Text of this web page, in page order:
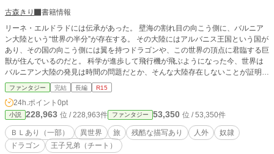
古森きり
書籍情報
リーネ・エルドラドには伝承があった。 壁海の割れ目の向こう側に、バルニア
ン大陸という“世界の半分”が存在する。 その大陸にはアルバニス王国という国が
あり、その国の向こう側には翼を持つドラゴンや、この世界の頂点に君臨する巨
獣が住んでいるのだと。 科学が進歩して飛行機が飛ぶようになった今、世界は
バルニアン大陸の発見は時間の問題だとか、そんな大陸存在しないことが証明さ
れるんだとか、色々と言われているけれど…。 ※『ポケットBLノベルクラブ』
様より『小説家になろう』様へ加筆修正して完全転載したものです。『ポケット
BLノベルクラブ』に投稿した方は削除致しました。 ※15禁、ボーイズラブはあ
くまでも保険的なもので、そこまで激しい表現は期待されませんようお願いしま
す。多分。BLとして書いたやつなんですこれでも。おかしいな。 しかし本作に
は残酷な表現やBL（近親相姦系など）の性的表現がありますのでご注意下さ
い。 ※ミッドナイトノベルズさんに投稿してある『ハクラと銀翼の竜』の残酷
ファンタジー 完結 長編 R15
24h.ポイント 0pt
小説 228,963 位 / 228,963件 ファンタジー 53,350 位 / 53,350件
ＢＬあり（一部） 異世界 旅 残酷な描写あり 人外
奴隷
ドラゴン
王子兄弟（チート）